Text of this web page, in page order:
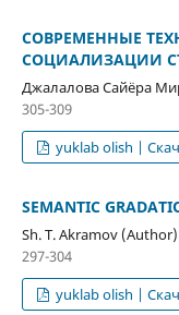
СОВРЕМЕННЫЕ
СОЦИАЛИЗАЦИИ
Джалалова Сайёра
305-309
yuklab olish |
SEMANTIC
Sh. T. Akramov (Author)
297-304
yuklab olish |